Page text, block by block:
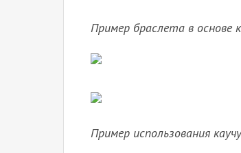
Пример браслета в основе
Пример использования